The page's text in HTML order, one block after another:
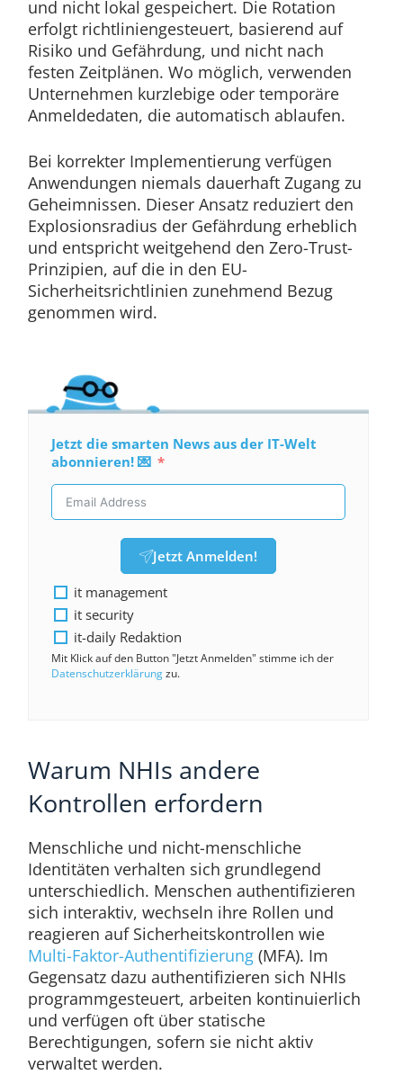
und nicht lokal gespeichert. Die Rotation
erfolgt richtliniengesteuert, basierend auf
Risiko und Gefährdung, und nicht nach
festen Zeitplänen. Wo möglich, verwenden
Unternehmen kurzlebige oder temporäre
Anmeldedaten, die automatisch ablaufen.
Bei korrekter Implementierung verfügen
Anwendungen niemals dauerhaft Zugang zu
Geheimnissen. Dieser Ansatz reduziert den
Explosionsradius der Gefährdung erheblich
und entspricht weitgehend den Zero-Trust-
Prinzipien, auf die in den EU-
Sicherheitsrichtlinien zunehmend Bezug
genommen wird.
Jetzt die smarten News aus der IT-Welt
abonnieren! 💌
Jetzt Anmelden!
it management
it security
it-daily Redaktion
Mit Klick auf den Button "Jetzt Anmelden" stimme ich der
Datenschutzerklärungzu.
Warum NHIs andere
Kontrollen erfordern
Menschliche und nicht-menschliche
Identitäten verhalten sich grundlegend
unterschiedlich. Menschen authentifizieren
sich interaktiv, wechseln ihre Rollen und
reagieren auf Sicherheitskontrollen wie
Multi-Faktor-Authentifizierung(MFA). Im
Gegensatz dazu authentifizieren sich NHIs
programmgesteuert, arbeiten kontinuierlich
und verfügen oft über statische
Berechtigungen, sofern sie nicht aktiv
verwaltet werden.